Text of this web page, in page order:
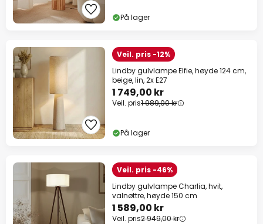
På lager
Veil. pris -12%
Lindby gulvlampe Elfie, høyde 124 cm,
beige, lin, 2x E27
1 749,00 kr
Veil. pris1 989,00 kr
På lager
Veil. pris -46%
Lindby gulvlampe Charlia, hvit,
valnøttre, høyde 150 cm
1 589,00 kr
Veil. pris2 949,00 kr